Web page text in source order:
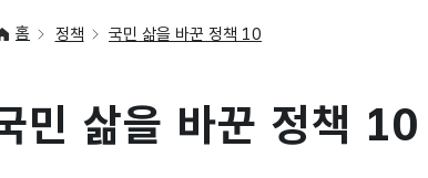
홈 정책 국민 삶을 바꾼 정책 10
민 삶을 바꾼 정책 10